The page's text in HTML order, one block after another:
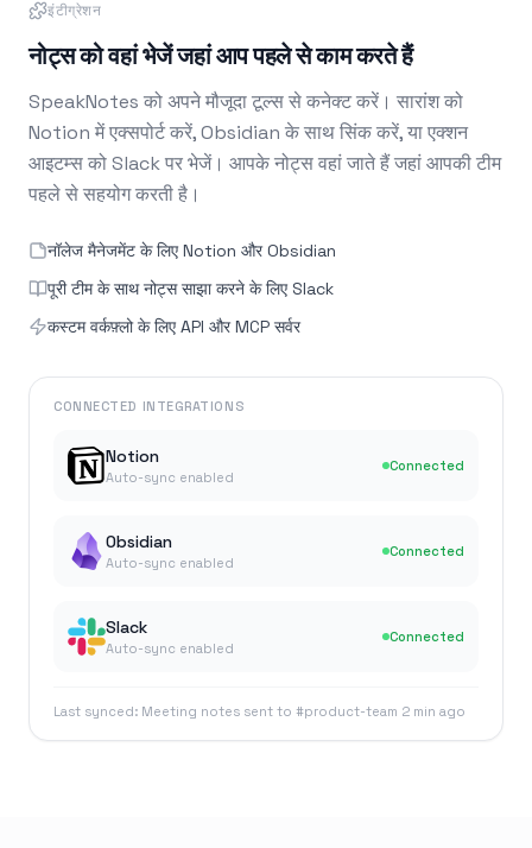
इंटीग्रेशन
नोट्स को वहां भेजें जहां आप पहले से काम करते हैं
SpeakNotes को अपने मौजूदा टूल्स से कनेक्ट करें। सारांश को
Notion में एक्सपोर्ट करें, Obsidian के साथ सिंक करें, या एक्शन
आइटम्स को Slack पर भेजें। आपके नोट्स वहां जाते हैं जहां आपकी टीम
पहले से सहयोग करती है।
नॉलेज मैनेजमेंट के लिए Notion और Obsidian
पूरी टीम के साथ नोट्स साझा करने के लिए Slack
कस्टम वर्कफ़्लो के लिए API और MCP सर्वर
CONNECTED INTEGRATIONS
Notion
Auto-sync enabled
Connected
Obsidian
Auto-sync enabled
Connected
Slack
Auto-sync enabled
Connected
Last synced: Meeting notes sent to #product-team 2 min ago